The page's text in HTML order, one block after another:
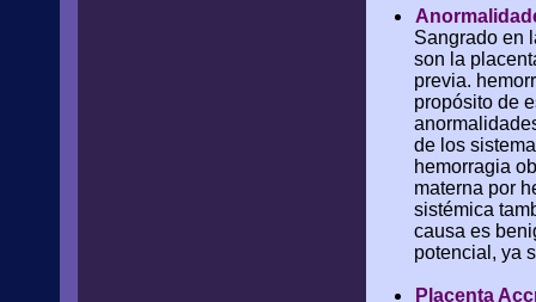
Sangrado en
son la
previa.
propósito de
de los
hemorragia
materna por
sistémica
causa es
potencial, ya
Placenta